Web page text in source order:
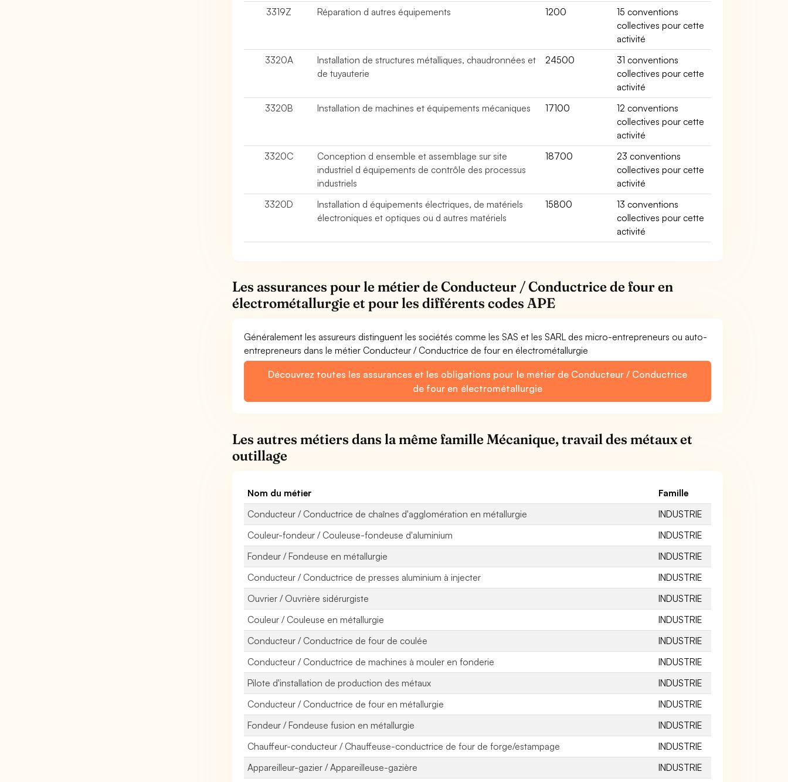
3319Z
Réparation d autres équipements 1200
15 conventions
collectives pour cette
activité
3320A
Installation de structures métalliques, chaudronnées et
de tuyauterie
24500
31 conventions
collectives pour cette
activité
3320B
Installation de machines et équipements mécaniques 17100
12 conventions
collectives pour cette
activité
3320C
Conception d ensemble et assemblage sur site
industriel d équipements de contrôle des processus
industriels
18700
23 conventions
collectives pour cette
activité
3320D
Installation d équipements électriques, de matériels
électroniques et optiques ou d autres matériels
15800
13 conventions
collectives pour cette
activité
Les assurances pour le métier de Conducteur / Conductrice de four en
électrométallurgie et pour les différents codes APE
Généralement les assureurs distinguent les sociétés comme les SAS et les SARL des micro-entrepreneurs ou auto-
entrepreneurs dans le métier Conducteur / Conductrice de four en électrométallurgie
Découvrez toutes les assurances et les obligations pour le métier de Conducteur / Conductrice
de four en électrométallurgie
Les autres métiers dans la même famille Mécanique, travail des métaux et
outillage
Nom du métier
Famille
Conducteur / Conductrice de chaînes d'agglomération en métallurgie
INDUSTRIE
Couleur-fondeur / Couleuse-fondeuse d'aluminium
INDUSTRIE
Fondeur / Fondeuse en métallurgie
INDUSTRIE
Conducteur / Conductrice de presses aluminium à injecter
INDUSTRIE
Ouvrier / Ouvrière sidérurgiste
INDUSTRIE
Couleur / Couleuse en métallurgie
INDUSTRIE
Conducteur / Conductrice de four de coulée
INDUSTRIE
Conducteur / Conductrice de machines à mouler en fonderie
INDUSTRIE
Pilote d'installation de production des métaux
INDUSTRIE
Conducteur / Conductrice de four en métallurgie
INDUSTRIE
Fondeur / Fondeuse fusion en métallurgie
INDUSTRIE
Chauffeur-conducteur / Chauffeuse-conductrice de four de forge/estampage
INDUSTRIE
Appareilleur-gazier / Appareilleuse-gazière
INDUSTRIE